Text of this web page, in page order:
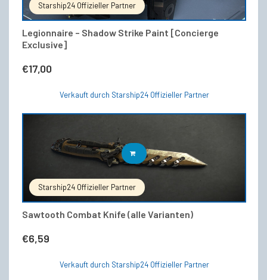
Starship24 Offizieller Partner
Legionnaire – Shadow Strike Paint [Concierge
Exclusive]
€17,00
Verkauft durch Starship24 Offizieller Partner
Starship24 Offizieller Partner
Sawtooth Combat Knife (alle Varianten)
€6,59
AUSFÜHRUNG WÄHLEN
Dieses
Produkt
weist
auf.
Die
der
Verkauft durch Starship24 Offizieller Partner